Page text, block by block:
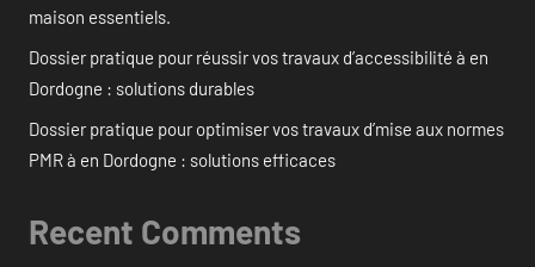
maison essentiels.
Dossier pratique pour réussir vos travaux d’accessibilité à en
Dordogne : solutions durables
Dossier pratique pour optimiser vos travaux d’mise aux normes
PMR à en Dordogne : solutions efficaces
Recent Comments